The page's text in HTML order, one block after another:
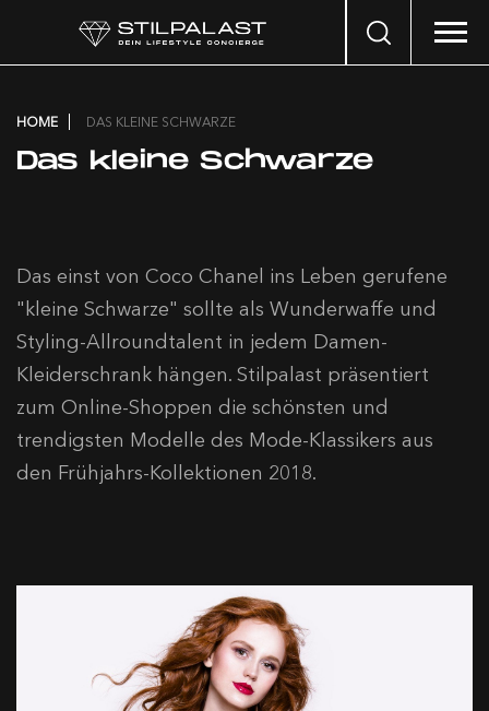
Search
HOME DAS KLEINE SCHWARZE
Das kleine Schwarze
Das einst von Coco Chanel ins Leben gerufene
"kleine Schwarze" sollte als Wunderwaffe und
Styling-Allroundtalent in jedem Damen-
Kleiderschrank hängen. Stilpalast präsentiert
zum Online-Shoppen die schönsten und
trendigsten Modelle des Mode-Klassikers aus
den Frühjahrs-Kollektionen 2018.